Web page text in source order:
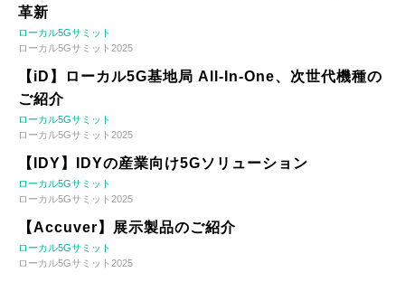
革新
ローカル5Gサミット
ローカル5Gサミット2025
【iD】ローカル5G基地局 All-In-One、次世代機種の
ご紹介
ローカル5Gサミット
ローカル5Gサミット2025
【IDY】IDYの産業向け5Gソリューション
ローカル5Gサミット
ローカル5Gサミット2025
【Accuver】展示製品のご紹介
ローカル5Gサミット
ローカル5Gサミット2025